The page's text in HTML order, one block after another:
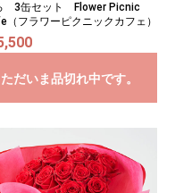
3缶セット Flower Picnic
（フラワーピクニックカフェ）
ただいま品切れ中です。